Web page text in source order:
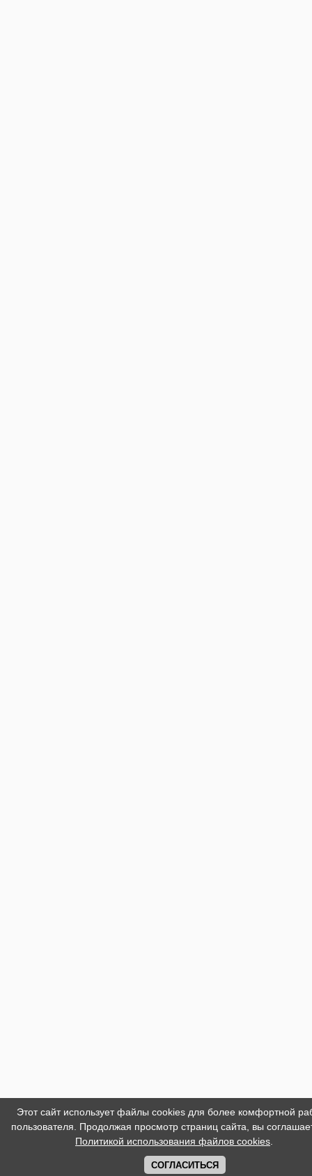
Этот сайт использует файлы cookies для более комфортной
пользователя. Продолжая просмотр страниц сайта, вы
Политикой использования файлов cookies
СОГЛАСИТЬСЯ